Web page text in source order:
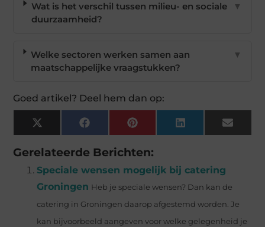
Wat is het verschil tussen milieu- en sociale
duurzaamheid?
▼
Welke sectoren werken samen aan
maatschappelijke vraagstukken?
▼
Goed artikel? Deel hem dan op:
X
(Twitter)
FacebookPinterest LinkedIn Email
Gerelateerde Berichten:
Speciale wensen mogelijk bij catering
Groningen Heb je speciale wensen? Dan kan de
catering in Groningen daarop afgestemd worden. Je
kan bijvoorbeeld aangeven voor welke gelegenheid je